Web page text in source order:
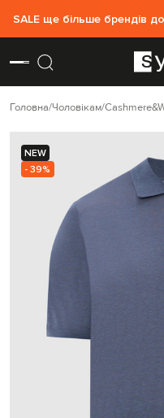
SALE ще більше брендів
Головна Чоловікам
NEW
- 39%